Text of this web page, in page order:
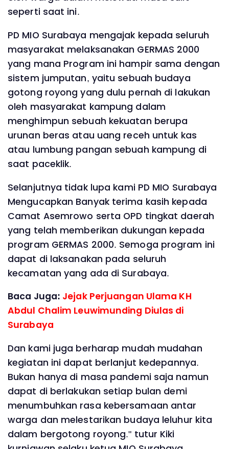
seperti saat ini.
PD MIO Surabaya mengajak kepada seluruh
masyarakat melaksanakan GERMAS 2000
yang mana Program ini hampir sama dengan
sistem jumputan, yaitu sebuah budaya
gotong royong yang dulu pernah di lakukan
oleh masyarakat kampung dalam
menghimpun sebuah kekuatan berupa
urunan beras atau uang receh untuk kas
atau lumbung pangan sebuah kampung di
saat paceklik.
Selanjutnya tidak lupa kami PD MIO Surabaya
Mengucapkan Banyak terima kasih kepada
Camat Asemrowo serta OPD tingkat daerah
yang telah memberikan dukungan kepada
program GERMAS 2000. Semoga program ini
dapat di laksanakan pada seluruh
kecamatan yang ada di Surabaya.
Baca Juga: Jejak Perjuangan Ulama KH
Abdul Chalim Leuwimunding Diulas di
Surabaya
Dan kami juga berharap mudah mudahan
kegiatan ini dapat berlanjut kedepannya.
Bukan hanya di masa pandemi saja namun
dapat di berlakukan setiap bulan demi
menumbuhkan rasa kebersamaan antar
warga dan melestarikan budaya leluhur kita
dalam bergotong royong." tutur Kiki